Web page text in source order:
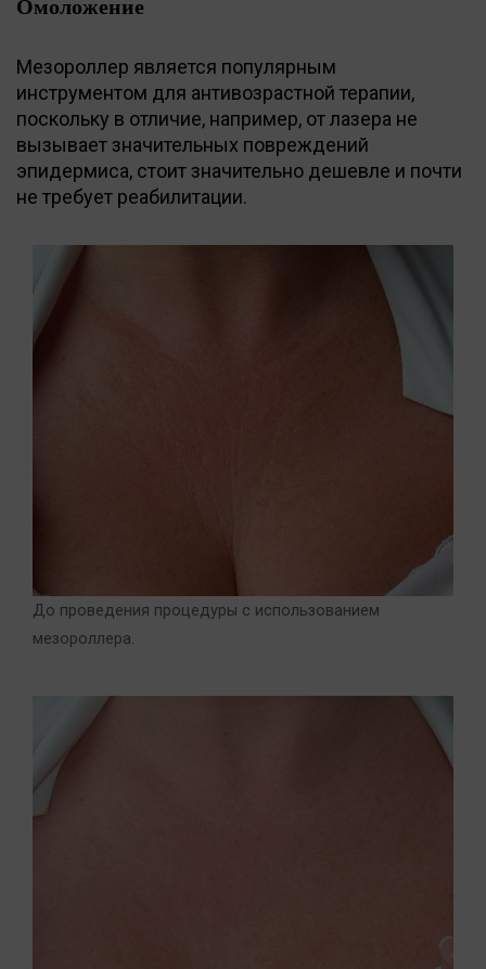
Омоложение
Мезороллер является популярным
инструментом для антивозрастной терапии,
поскольку в отличие, например, от лазера не
вызывает значительных повреждений
эпидермиса, стоит значительно дешевле и почти
не требует реабилитации.
До проведения процедуры с использованием
мезороллера.